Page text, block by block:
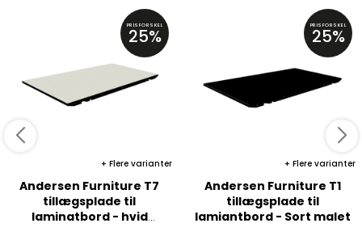
PRISFORSKEL
25%
Flere varianter
Andersen Furniture T7
tillægsplade til
laminatbord - hvid
PRISFORSKEL
25%
Flere varianter
Andersen Furniture T1
tillægsplade til
lamiantbord - Sort malet